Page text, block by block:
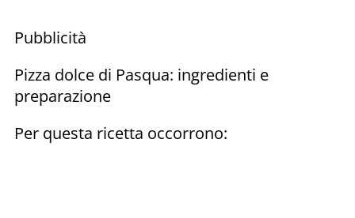
Pubblicità
Pizza dolce di Pasqua: ingredienti e
preparazione
Per questa ricetta occorrono: